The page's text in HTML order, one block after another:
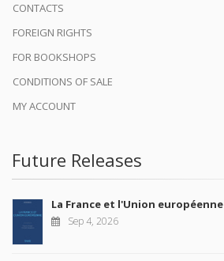
CONTACTS
FOREIGN RIGHTS
FOR BOOKSHOPS
CONDITIONS OF SALE
MY ACCOUNT
Future Releases
La France et l'Union européenne
Sep 4, 2026